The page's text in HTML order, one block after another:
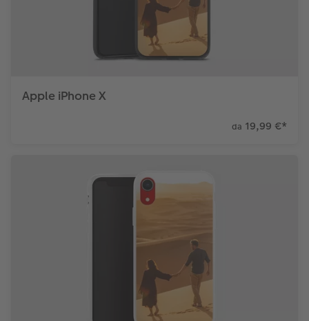
Apple iPhone X
da 19,99 €*